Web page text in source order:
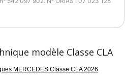
modèle Classe CLA
MERCEDES Classe CLA 2026